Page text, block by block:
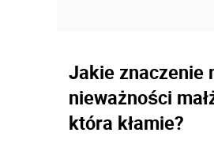
Jakie znaczenie
nieważności
która kłamie?